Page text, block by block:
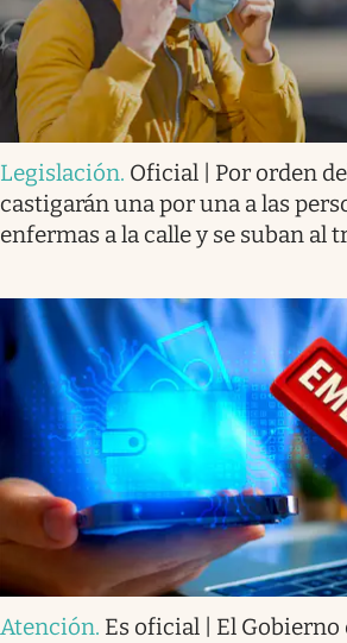
Legislación. Oficial | Por orden
castigarán una por una a las
enfermas a la calle y se suban al
Atención. Es oficial | El Gobierno